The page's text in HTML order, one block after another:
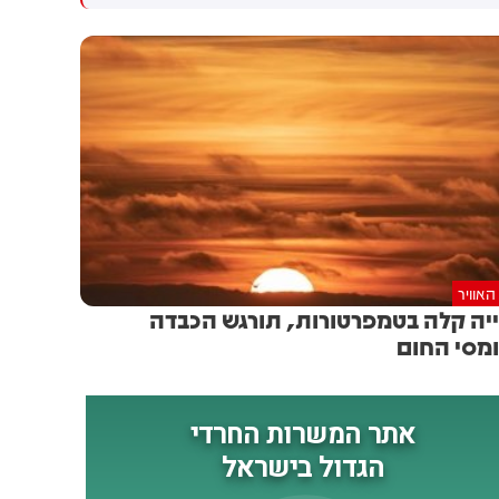
קלה בטמפרטורות, תורגש הכבדה
החום